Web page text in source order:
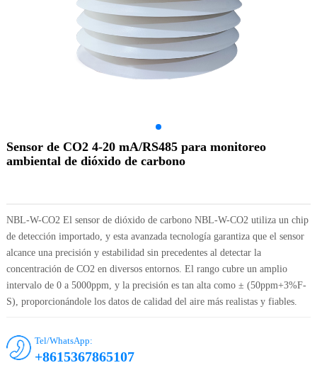
Sensor de CO2 4-20 mA/RS485 para monitoreo
ambiental de dióxido de carbono
NBL-W-CO2 El sensor de dióxido de carbono NBL-W-CO2 utiliza un chip
de detección importado, y esta avanzada tecnología garantiza que el sensor
alcance una precisión y estabilidad sin precedentes al detectar la
concentración de CO2 en diversos entornos. El rango cubre un amplio
intervalo de 0 a 5000ppm, y la precisión es tan alta como ± (50ppm+3%F-
S), proporcionándole los datos de calidad del aire más realistas y fiables.
Tel/WhatsApp:
+8615367865107